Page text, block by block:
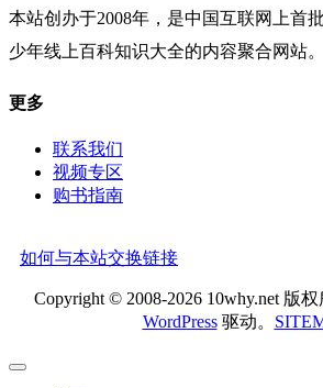
本站创办于2008年，是中国互联网上首
少年线上百科知识大全的内容聚合网站。
更多
联系我们
视频专区
购书指南
如何与本站交换链接
Copyright © 2008-2026 10why.net 版
WordPress驱动。